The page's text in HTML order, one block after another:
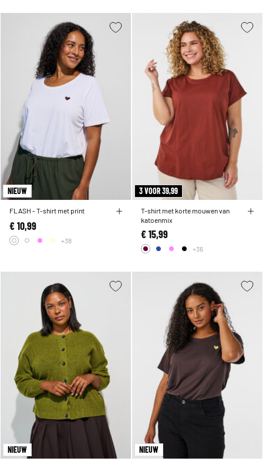
NIEUW
FLASH - T-shirt met print
€ 10,99
+38
3 VOOR 39,99
T-shirt met korte mouwen van
katoenmix
€ 15,99
+36
NIEUW NIEUW